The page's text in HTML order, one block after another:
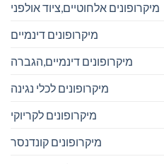
מיקרופונים אלחוטיים,ציוד אולפני
מיקרופונים דינמיים
מיקרופונים דינמיים,הגברה
מיקרופונים לכלי נגינה
מיקרופונים לקריוקי
מיקרופונים קונדנסר